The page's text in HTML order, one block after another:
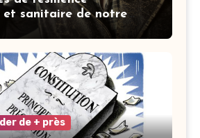
et sanitaire de notre
mots ne font pas la vertu
de + près